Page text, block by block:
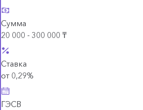
Сумма
20 000 - 300 000 ₸
Ставка
от 0,29%
ГЭСВ